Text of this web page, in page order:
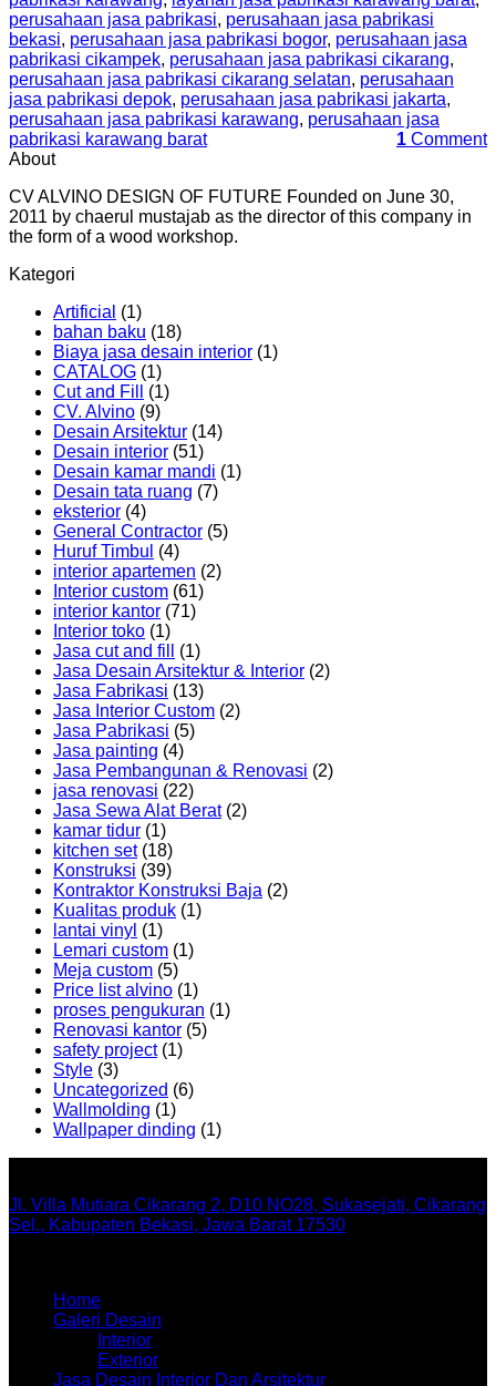
perusahaan jasa pabrikasi, perusahaan jasa pabrikasi
bekasi, perusahaan jasa pabrikasi bogor, perusahaan jasa
pabrikasi cikampek, perusahaan jasa pabrikasi cikarang,
perusahaan jasa pabrikasi cikarang selatan, perusahaan
jasa pabrikasi depok, perusahaan jasa pabrikasi jakarta,
perusahaan jasa pabrikasi karawang, perusahaan jasa
pabrikasi karawang barat
1 Comment
About
CV ALVINO DESIGN OF FUTURE Founded on June 30,
2011 by chaerul mustajab as the director of this company in
the form of a wood workshop.
Kategori
Artificial (1)
bahan baku (18)
Biaya jasa desain interior (1)
CATALOG (1)
Cut and Fill
(1)
CV. Alvino (9)
Desain Arsitektur (14)
Desain interior (51)
Desain kamar mandi (1)
Desain tata ruang (7)
eksterior (4)
General Contractor (5)
Huruf Timbul (4)
interior apartemen (2)
Interior custom (61)
interior kantor (71)
Interior toko (1)
Jasa cut and fill
(1)
Jasa Desain Arsitektur & Interior (2)
Jasa Fabrikasi (13)
Jasa Interior Custom (2)
Jasa Pabrikasi (5)
Jasa painting (4)
Jasa Pembangunan & Renovasi (2)
jasa renovasi (22)
Jasa Sewa Alat Berat(2)
kamar tidur (1)
kitchen set(18)
Konstruksi (39)
Kontraktor Konstruksi Baja (2)
Kualitas produk (1)
lantai vinyl (1)
Lemari custom (1)
Meja custom (5)
Price list alvino (1)
proses pengukuran (1)
Renovasi kantor (5)
safety project(1)
Style (3)
Uncategorized (6)
Wallmolding (1)
Wallpaper dinding (1)
Jl. Villa Mutiara Cikarang 2, D10 NO28, Sukasejati, Cikarang
Sel., Kabupaten Bekasi, Jawa Barat 17530
Home
Galeri Desain
Interior
Exterior
Jasa Desain Interior Dan Arsitektur